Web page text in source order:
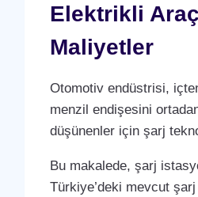
Elektrikli
Maliyetler
Otomotiv endüstrisi,
menzil endişesini
düşünenler için şarj
Bu makalede, şarj
Türkiye’deki mevcut